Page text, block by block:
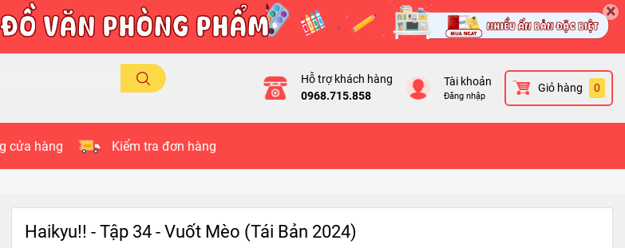
×
Hỗ trợ khách hàng
0968.715.858
Tài khoản
Đăng nhập
Giỏ hàng 0
cửa hàng Kiểm tra đơn hàng
Haikyu!! - Tập 34 - Vuốt Mèo (Tái Bản 2024)